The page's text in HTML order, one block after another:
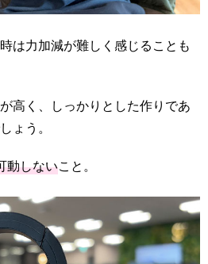
は力加減が難しく感じることも
高く、しっかりとした作りであ
ょう。
動しないこと。